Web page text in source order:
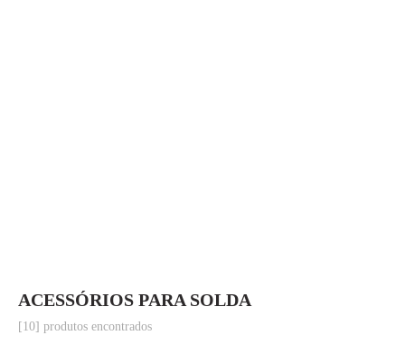
ACESSÓRIOS PARA SOLDA
[10] produtos encontrados